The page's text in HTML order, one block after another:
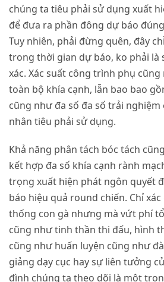
chúng ta tiêu phải sử dụng xuất
để đưa ra phần đông dự báo
Tuy nhiên, phải đừng quên, đây
trong thời gian dự báo, ko phải là
xác. Xác suất công trình phụ
toàn bộ khía cạnh, lẫn bao bao
cũng như đa số đa số trải
nhân tiêu phải sử dụng.
Khả năng phân tách bóc tách
kết hợp đa số khía cạnh rành
trọng xuất hiện phát ngôn quyết
báo hiệu quả round chiến. Chỉ
thống con gà nhưng mà vứt phí
cũng như tinh thần thi đấu, hình
cũng như huấn luyện cũng như
giảng dạy cục hay sự liên tưởng
đình chúng ta theo dõi là một